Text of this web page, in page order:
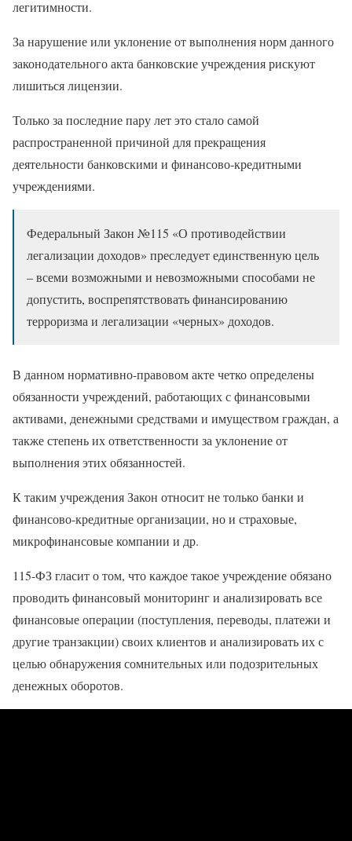
легитимности.
За нарушение или уклонение от выполнения норм данного
законодательного акта банковские учреждения рискуют
лишиться лицензии.
Только за последние пару лет это стало самой
распространенной причиной для прекращения
деятельности банковскими и финансово-кредитными
учреждениями.
Федеральный Закон №115 «О противодействии
легализации доходов» преследует единственную цель
– всеми возможными и невозможными способами не
допустить, воспрепятствовать финансированию
терроризма и легализации «черных» доходов.
В данном нормативно-правовом акте четко определены
обязанности учреждений, работающих с финансовыми
активами, денежными средствами и имуществом граждан, а
также степень их ответственности за уклонение от
выполнения этих обязанностей.
К таким учреждения Закон относит не только банки и
финансово-кредитные организации, но и страховые,
микрофинансовые компании и др.
115-ФЗ гласит о том, что каждое такое учреждение обязано
проводить финансовый мониторинг и анализировать все
финансовые операции (поступления, переводы, платежи и
другие транзакции) своих клиентов и анализировать их с
целью обнаружения сомнительных или подозрительных
денежных оборотов.